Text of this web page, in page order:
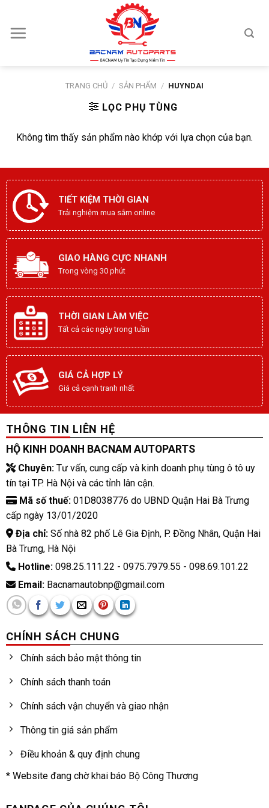
content
TRANG CHỦ / SẢN PHẨM / HUYNDAI
LỌC PHỤ TÙNG
Không tìm thấy sản phẩm nào khớp với lựa chọn của bạn.
TIẾT KIỆM THỜI GIAN
Trải nghiệm mua sắm online
GIAO HÀNG CỰC NHANH
Trong vòng 30 phút
THỜI GIAN LÀM VIỆC
Tất cả các ngày trong tuần
GIÁ CẢ HỢP LÝ
Giá cả cạnh tranh nhất
THÔNG TIN LIÊN HỆ
HỘ KINH DOANH BACNAM AUTOPARTS
Chuyên:Tư vấn, cung cấp và kinh doanh phụ tùng ô tô uy
tín tại TP. Hà Nội và các tỉnh lân cận.
Mã số thuế:01D8038776 do UBND Quận Hai Bà Trưng
cấp ngày 13/01/2020
Địa chỉ:Số nhà 82 phố Lê Gia Định, P. Đồng Nhân, Quận Hai
Bà Trưng, Hà Nội
Hotline:098.25.111.22 - 0975.7979.55 - 098.69.101.22
Email:Bacnamautobnp@gmail.com
CHÍNH SÁCH CHUNG
Chính sách bảo mật thông tin
Chính sách thanh toán
Chính sách vận chuyển và giao nhận
Thông tin giá sản phẩm
Điều khoản & quy định chung
* Website đang chờ khai báo Bộ Công Thương